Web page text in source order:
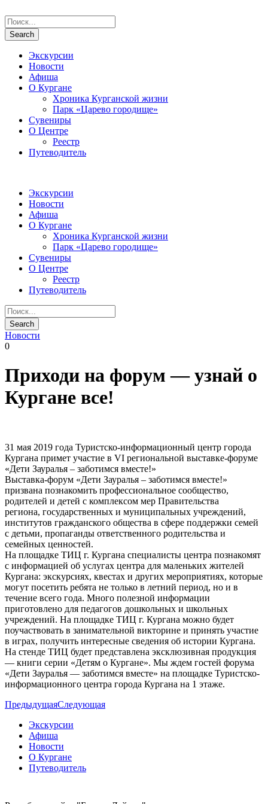
Экскурсии
Новости
Афиша
О Кургане
Хроника Курганской жизни
Парк «Царево городище»
Сувениры
О Центре
Реестр
Путеводитель
Экскурсии
Новости
Афиша
О Кургане
Хроника Курганской жизни
Парк «Царево городище»
Сувениры
О Центре
Реестр
Путеводитель
Новости
0
Приходи на форум — узнай о
Кургане все!
31 мая 2019 года Туристско-информационный центр города
Кургана примет участие в VI региональной выставке-форуме
«Дети Зауралья – заботимся вместе!»
Выставка-форум «Дети Зауралья – заботимся вместе!»
призвана познакомить профессиональное сообщество,
родителей и детей с комплексом мер Правительства
региона, государственных и муниципальных учреждений,
институтов гражданского общества в сфере поддержки семей
с детьми, пропаганды ответственного родительства и
семейных ценностей.
На площадке ТИЦ г. Кургана специалисты центра познакомят
с информацией об услугах центра для маленьких жителей
Кургана: экскурсиях, квестах и других мероприятиях, которые
могут посетить ребята не только в летний период, но и в
течение всего года. Много полезной информации
приготовлено для педагогов дошкольных и школьных
учреждений. На площадке ТИЦ г. Кургана можно будет
поучаствовать в занимательной викторине и принять участие
в играх, получить интересные сведения об истории Кургана.
На стенде ТИЦ будет представлена эксклюзивная продукция
— книги серии «Детям о Кургане». Мы ждем гостей форума
«Дети Зауралья — заботимся вместе» на площадке Туристско-
информационного центра города Кургана на 1 этаже.
ПредыдущаяСледующая
Экскурсии
Афиша
Новости
О Кургане
Путеводитель